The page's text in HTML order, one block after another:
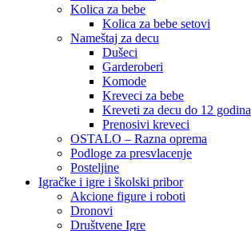
Kolica za bebe
Kolica za bebe setovi
Nameštaj za decu
Dušeci
Garderoberi
Komode
Kreveci za bebe
Kreveti za decu do 12 godina
Prenosivi kreveci
OSTALO – Razna oprema
Podloge za presvlacenje
Posteljine
Igračke i igre i školski pribor
Akcione figure i roboti
Dronovi
Društvene Igre